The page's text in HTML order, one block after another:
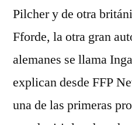
Pilcher y de otra
Fforde, la otra gran
alemanes se llama
explican desde FFP
una de las primeras